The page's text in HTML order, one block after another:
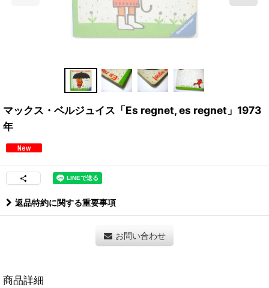
マックス・ベルジュイス「Es regnet, es regnet」1973
年
返品特約に関する重要事項
お問い合わせ
商品詳細